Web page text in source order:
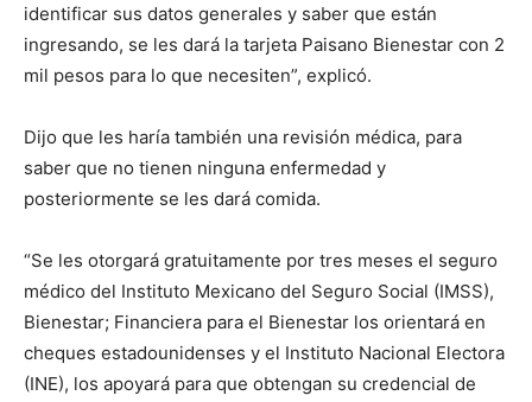
identificar sus datos generales y saber que están
ingresando, se les dará la tarjeta Paisano Bienestar con 2
mil pesos para lo que necesiten”, explicó.
Dijo que les haría también una revisión médica, para
saber que no tienen ninguna enfermedad y
posteriormente se les dará comida.
“Se les otorgará gratuitamente por tres meses el seguro
médico del Instituto Mexicano del Seguro Social (IMSS),
Bienestar; Financiera para el Bienestar los orientará en
cheques estadounidenses y el Instituto Nacional Electora
(INE), los apoyará para que obtengan su credencial de